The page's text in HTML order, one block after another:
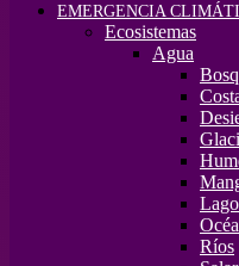
EMERGENCIA
Ecosistemas
Agua
Ríos